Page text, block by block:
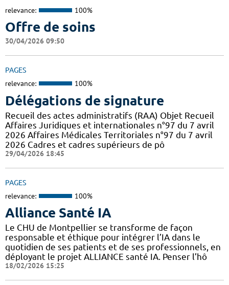
relevance: 100%
Offre de soins
30/04/2026 09:50
PAGES
relevance: 100%
Délégations de signature
Recueil des actes administratifs (RAA) Objet Recueil
Affaires Juridiques et internationales n°97 du 7 avril
2026 Affaires Médicales Territoriales n°97 du 7 avril
2026 Cadres et cadres supérieurs de pô
29/04/2026 18:45
PAGES
relevance: 100%
Alliance Santé IA
Le CHU de Montpellier se transforme de façon
responsable et éthique pour intégrer l’IA dans le
quotidien de ses patients et de ses professionnels, en
déployant le projet ALLIANCE santé IA. Penser l’hô
18/02/2026 15:25